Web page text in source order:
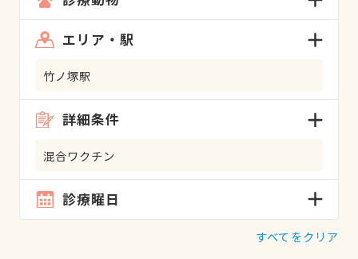
エリア・駅
竹ノ塚駅
詳細条件
混合ワクチン
診療曜日
すべてをクリア